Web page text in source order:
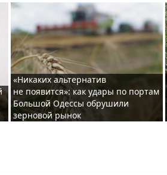
«Никаких альтернатив
не появится»: как удары по портам
Большой Одессы обрушили
зерновой рынок